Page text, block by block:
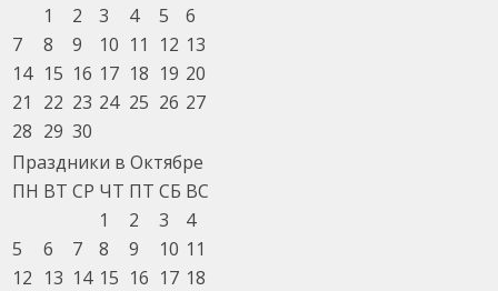
1
2 3 4 5
6
7
8 9 10 11 12 13
14 15 16 17 18 19 20
21
22 23 24 25 26 27
28 29 30
Праздники в Октябре
ПН ВТ СР ЧТ ПТ СБ ВС
1
2 3
4
5
6 7 8 9 10 11
12 13 14 15 16 17 18